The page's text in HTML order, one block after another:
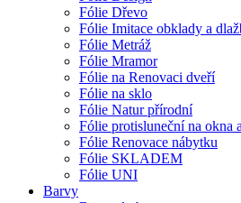
Fólie Dřevo
Fólie Imitace obklady a
Fólie Metráž
Fólie Mramor
Fólie na Renovaci dveří
Fólie na sklo
Fólie Natur přírodní
Fólie protisluneční na okna
Fólie Renovace nábytku
Fólie SKLADEM
Fólie UNI
Barvy